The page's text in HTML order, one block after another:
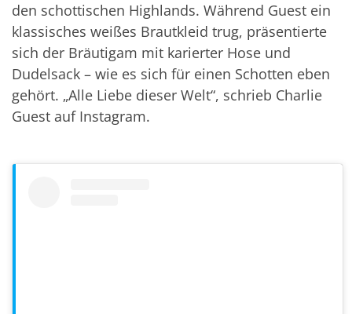
den schottischen Highlands. Während Guest ein
klassisches weißes Brautkleid trug, präsentierte
sich der Bräutigam mit karierter Hose und
Dudelsack – wie es sich für einen Schotten eben
gehört. „Alle Liebe dieser Welt“, schrieb Charlie
Guest auf Instagram.